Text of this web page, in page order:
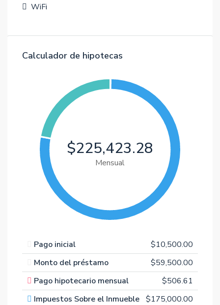
WiFi
Calculador de hipotecas
$225,423.28
Mensual
Pago inicial
$10,500.00
Monto del préstamo
$59,500.00
Pago hipotecario mensual
$506.61
Impuestos Sobre el Inmueble $175,000.00